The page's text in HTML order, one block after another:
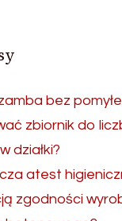
bez
zbiornik do
działki?
atest
zgodności